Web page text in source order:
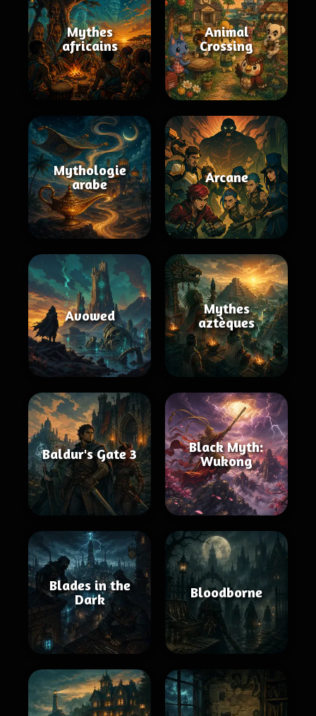
Mythes
africains
Animal
Crossing
Mythologie
arabe
Arcane
Avowed
Mythes
aztèques
Baldur's Gate 3
Black Myth:
Wukong
Blades in the
Dark
Bloodborne